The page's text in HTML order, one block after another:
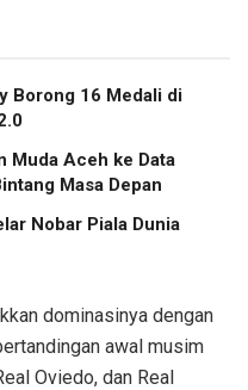
Borong 16 Medali di
Muda Aceh ke Data
Masa Depan
Nobar Piala Dunia
dominasinya dengan
awal musim
Oviedo, dan Real